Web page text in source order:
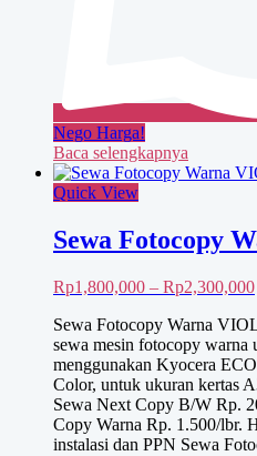
Nego Harga!
Baca selengkapnya
Quick View
Sewa Fotocopy
Rp1,800,000 – Rp2,300,000
Sewa Fotocopy Warna
sewa mesin fotocopy warna
menggunakan Kyocera
Color, untuk ukuran kertas
Sewa Next Copy B/W Rp.
Copy Warna Rp. 1.500/lbr.
instalasi dan PPN Sewa